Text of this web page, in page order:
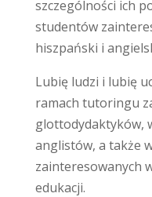
szczególności ich
studentów
hiszpański i
Lubię ludzi i lubię
ramach tutoringu
glottodydaktyków,
anglistów, a także
zainteresowanych
edukacji.